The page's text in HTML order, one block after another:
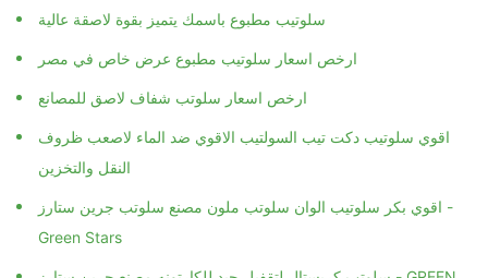
سلوتيب مطبوع باسمك يتميز بقوة لاصقة عالية
ارخص اسعار سلوتيب مطبوع عرض خاص في مصر
ارخص اسعار سلوتب شفاف لاصق للمصانع
اقوي سلوتيب دكت تيب السولتيب الاقوي ضد الماء لاصعب ظروف
النقل والتخزين
اقوي بكر سلوتيب الوان سلوتب ملون مصنع سلوتب جرين ستارز -
Green Stars
سلوتب كريستال لتقفيل جيد للكارتونه مصنع جرين ستارز - GREEN